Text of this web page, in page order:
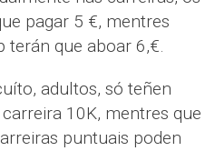
pagar 5 €, mentres
terán que aboar 6,€.
adultos, só teñen
10K, mentres que
puntuais poden